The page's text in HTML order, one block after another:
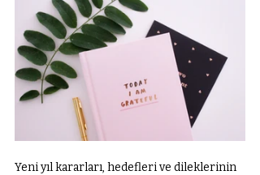
Yeni yıl kararları, hedefleri ve dileklerinin